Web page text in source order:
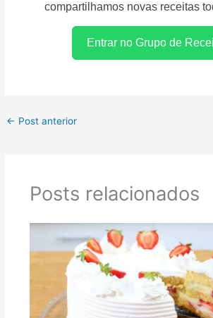
compartilhamos novas receitas
Entrar no Grupo de
← Post anterior
Posts relacionados